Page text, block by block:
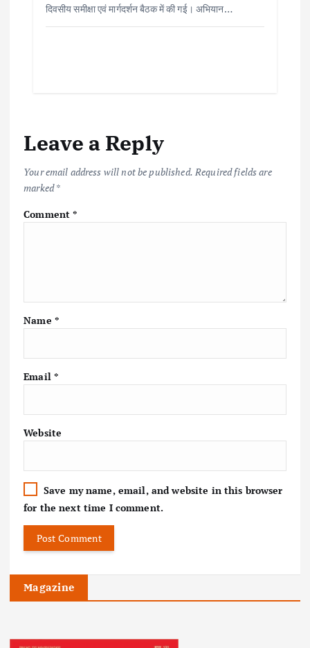
दिवसीय समीक्षा एवं मार्गदर्शन बैठक में की गई। अभियान…
Leave a Reply
Your email address will not be published. Required fields are
marked*
Comment*
Name *
Email *
Website
Save my name, email, and website in this browser
for the next time I comment.
Magazine